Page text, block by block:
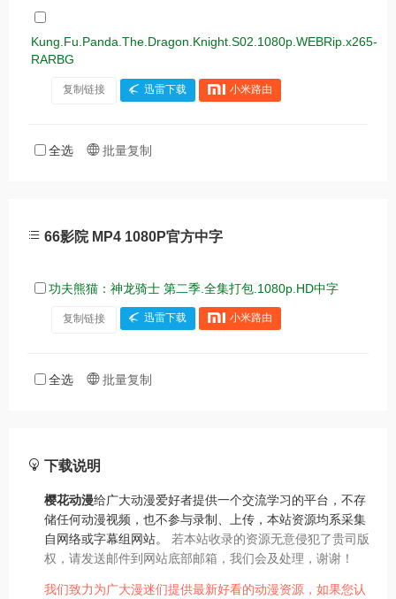
Kung.Fu.Panda.The.Dragon.Knight.S02.1080p.WEBRip.x265-
RARBG
复制链接 迅雷下载 小米路由
全选 批量复制
66影院 MP4 1080P官方中字
功夫熊猫：神龙骑士 第二季.全集打包.1080p.HD中字
复制链接 迅雷下载 小米路由
全选 批量复制
下载说明
樱花动漫给广大动漫爱好者提供一个交流学习的平台，不存
储任何动漫视频，也不参与录制、上传，本站资源均系采集
自网络或字幕组网站。 若本站收录的资源无意侵犯了贵司版
权，请发送邮件到网站底部邮箱，我们会及处理，谢谢！
我们致力为广大漫迷们提供最新好看的动漫资源，如果您认